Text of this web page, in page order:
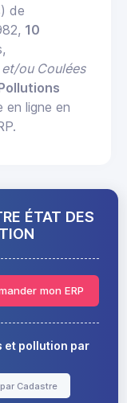
de
10
ou Coulées
en ligne en
ÉTAT DES
mon ERP
et pollution par
par Cadastre